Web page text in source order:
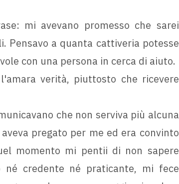
mi avevano promesso che sarei
Pensavo a quanta cattiveria potesse
con una persona in cerca di aiuto.
verità, piuttosto che ricevere
che non serviva più alcuna
pregato per me ed era convinto
momento mi pentii di non sapere
né credente né praticante, mi fece